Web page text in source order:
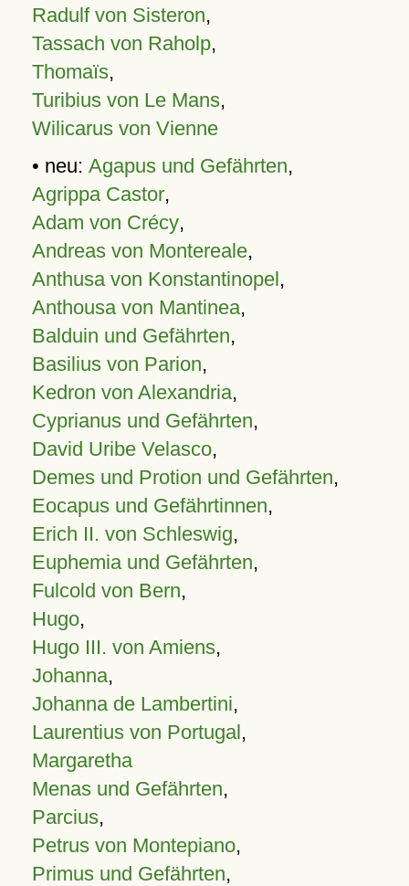
Radulf von Sisteron,
Tassach von Raholp,
Thomaïs,
Turibius von Le Mans,
Wilicarus von Vienne
• neu: Agapus und Gefährten,
Agrippa Castor,
Adam von Crécy,
Andreas von Montereale,
Anthusa von Konstantinopel,
Anthousa von Mantinea,
Balduin und Gefährten,
Basilius von Parion,
Kedron von Alexandria,
Cyprianus und Gefährten,
David Uribe Velasco,
Demes und Protion und Gefährten,
Eocapus und Gefährtinnen,
Erich II. von Schleswig,
Euphemia und Gefährten,
Fulcold von Bern,
Hugo,
Hugo III. von Amiens,
Johanna,
Johanna de Lambertini,
Laurentius von Portugal,
Margaretha
Menas und Gefährten,
Parcius,
Petrus von Montepiano,
Primus und Gefährten,